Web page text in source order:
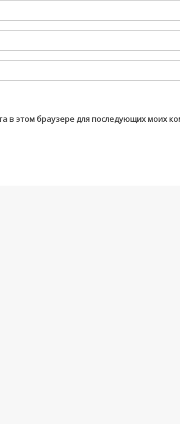
в этом браузере для последующих моих